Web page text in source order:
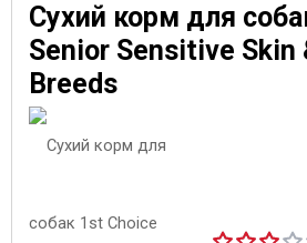
Сухий корм для
Senior Sensitive Skin
Breeds